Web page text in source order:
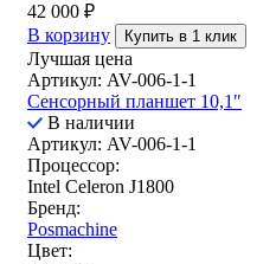
42 000 ₽
В корзину
Купить в 1 клик
Лучшая цена
Артикул: AV-006-1-1
Сенсорный планшет 10,1″
В наличии
Артикул: AV-006-1-1
Процессор:
Intel Celeron J1800
Бренд:
Posmachine
Цвет: